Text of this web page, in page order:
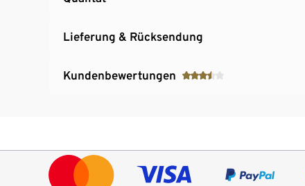
Lieferung & Rücksendung
Kundenbewertungen